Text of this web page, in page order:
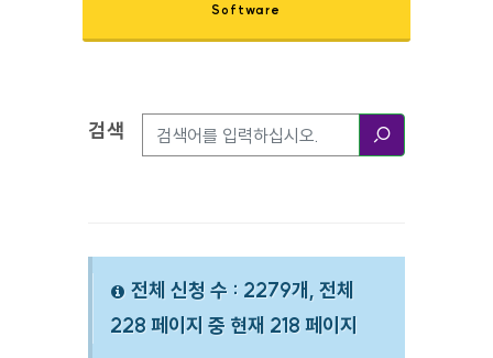
Software
검색옵션
검색
전체 신청 수 : 2279개, 전체
228 페이지 중 현재 218 페이지